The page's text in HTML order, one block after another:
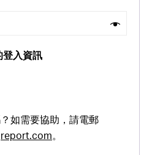
登入資訊
如需要協助，請電郵
。